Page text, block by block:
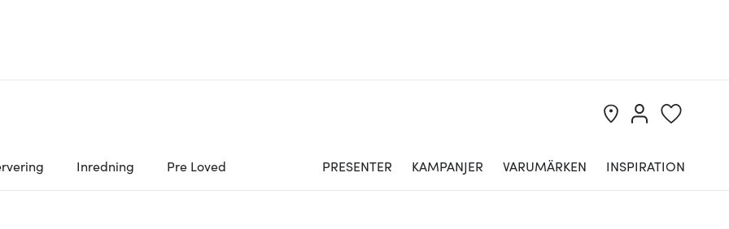
Inredning Pre Loved PRESENTER KAMPANJER VARUMÄRKEN INSPIRATION